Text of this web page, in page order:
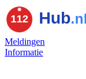
Meldingen
Informatie